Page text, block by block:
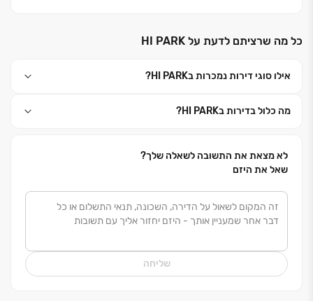
החברה הוקמה ע"י אבי המשפחה, מר שמואל ברוך,
תיאורטי ומעשי, בתחום הבניה על שלל רבדיה- מגורים,
בניה מתקדמות, ומקפידה להעניק לקהל לקוחותיה מוצר
כל מה שרציתם לדעת על HI PARK
אילו סוגי דירות נמכרות בHI PARK?
מה כלול בדירות בHI PARK?
לא מצאת את התשובה לשאלה שלך?
שאל את היזם
שליחה